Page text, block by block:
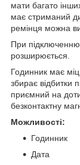
мати багато
має стриманий
ремінця можна
При
розширюється.
Годинник має
збирає відбитки
приємний на
безконтактну
Можливості:
Годинник
Дата